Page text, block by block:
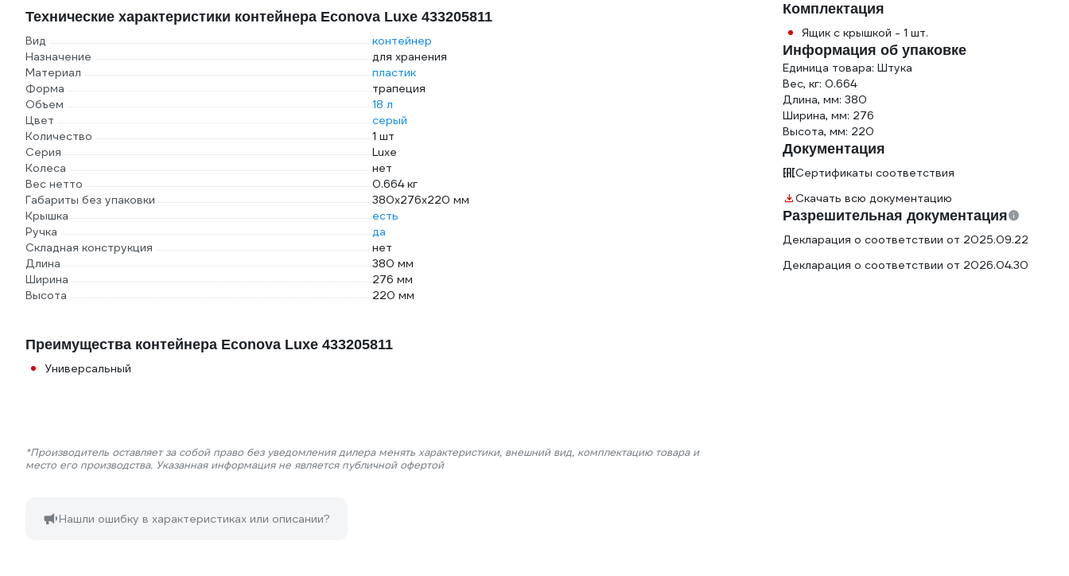
Технические характеристики контейнера Econova Luxe 433205811
Вид
контейнер
Назначение
для хранения
Материал
пластик
Форма
трапеция
Объем
18 л
Цвет
серый
Количество
1 шт
Серия
Luxe
Колеса
нет
Вес нетто
0.664 кг
Габариты без упаковки
380х276х220 мм
Крышка
есть
Ручка
да
Складная конструкция
нет
Длина
380 мм
Ширина
276 мм
Высота
220 мм
Преимущества контейнера Econova Luxe 433205811
Универсальный
*Производитель оставляет за собой право без уведомления дилера менять характеристики, внешний вид, комплектацию товара и
место его производства. Указанная информация не является публичной офертой
Нашли ошибку в характеристиках или описании?
Комплектация
Ящик с крышкой - 1 шт.
Информация об упаковке
Единица товара: Штука
Вес, кг: 0.664
Длина, мм: 380
Ширина, мм: 276
Высота, мм: 220
Документация
Сертификаты соответствия
Скачать всю документацию
Разрешительная документация
Декларация о соответствии от 2025.09.22
Декларация о соответствии от 2026.04.30